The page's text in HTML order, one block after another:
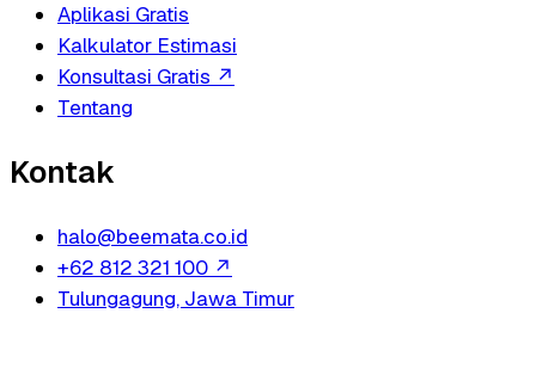
Aplikasi Gratis
Kalkulator Estimasi
Konsultasi Gratis ↗
Tentang
Kontak
halo@beemata.co.id
+62 812 321 100 ↗
Tulungagung, Jawa Timur